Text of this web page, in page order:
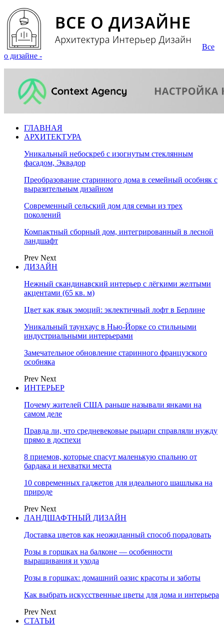
Все
о дизайне -
ГЛАВНАЯ
АРХИТЕКТУРА
Уникальный небоскреб с изогнутым стеклянным
фасадом, Эквадор
Преобразование старинного дома в семейный особняк с
выразительным дизайном
Современный сельский дом для семьи из трех
поколений
Компактный сборный дом, интегрированный в лесной
ландшафт
Prev Next
ДИЗАЙН
Нежный скандинавский интерьер с лёгкими желтыми
акцентами (65 кв. м)
Цвет как язык эмоций: эклектичный лофт в Берлине
Уникальный таунхаус в Нью-Йорке со стильными
индустриальными интерьерами
Замечательное обновление старинного французского
особняка
Prev Next
ИНТЕРЬЕР
Почему жителей США раньше называли янками на
самом деле
Правда ли, что средневековые рыцари справляли нужду
прямо в доспехи
8 приемов, которые спасут маленькую спальню от
бардака и нехватки места
10 современных гаджетов для идеального шашлыка на
природе
Prev Next
ЛАНДШАФТНЫЙ ДИЗАЙН
Доставка цветов как неожиданный способ порадовать
Розы в горшках на балконе — особенности
выращивания и ухода
Розы в горшках: домашний оазис красоты и заботы
Как выбрать искусственные цветы для дома и интерьера
Prev Next
СТАТЬИ